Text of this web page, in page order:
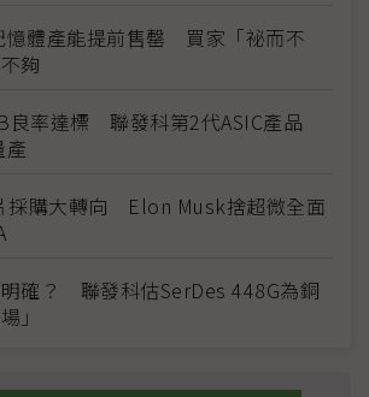
憶體產能提前售罄 買家「祕而不
夠
良率達標 聯發科第2代ASIC產品
產
採購大轉向 Elon Musk捨超微全面
確？ 聯發科估SerDes 448G為銅
」